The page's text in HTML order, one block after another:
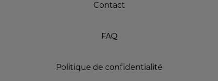
Contact
FAQ
Politique de confidentialité